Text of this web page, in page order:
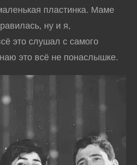
пластинка. Маме
ну и я,
это слушал с самого
это всё не понаслышке.